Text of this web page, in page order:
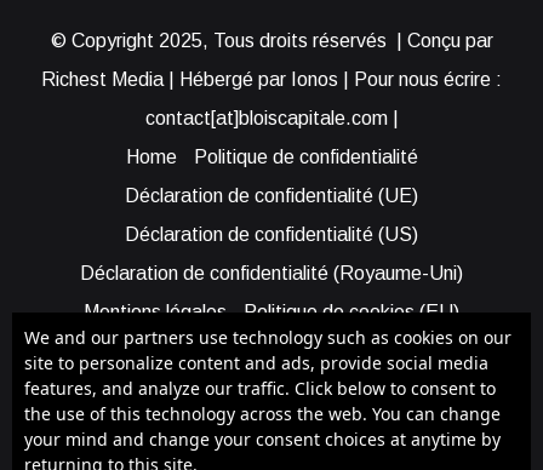
© Copyright 2025, Tous droits réservés | Conçu par
Richest Media | Hébergé par Ionos | Pour nous écrire :
contact[at]bloiscapitale.com |
Home
Politique de confidentialité
Déclaration de confidentialité (UE)
Déclaration de confidentialité (US)
Déclaration de confidentialité (Royaume-Uni)
Mentions légales
Politique de cookies (EU)
Cookie Policy (AUS)
Cookie Policy (US)
Qui sommes-nous ?
Participer à Blois Capitale
Bénéficier d’une assistance
We and our partners use technology such as cookies on our
site to personalize content and ads, provide social media
features, and analyze our traffic. Click below to consent to
the use of this technology across the web. You can change
your mind and change your consent choices at anytime by
returning to this site.